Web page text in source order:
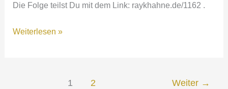
Die Folge teilst Du mit dem Link: raykhahne.de/1162 .
1162:
Weiterlesen »
1 2 Weiter →